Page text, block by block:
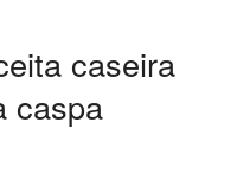
caseira
caspa